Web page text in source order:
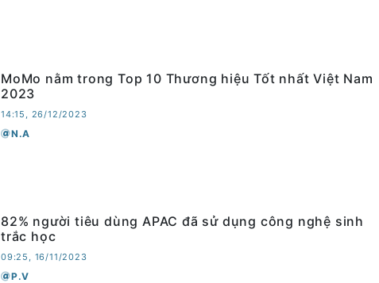
MoMo nằm trong Top 10 Thương hiệu Tốt nhất Việt Nam
2023
14:15, 26/12/2023
N.A
82% người tiêu dùng APAC đã sử dụng công nghệ sinh
trắc học
09:25, 16/11/2023
P.V